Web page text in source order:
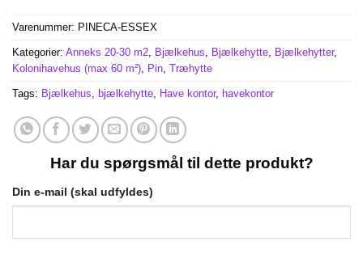
Varenummer: PINECA-ESSEX
Kategorier: Anneks 20-30 m2, Bjælkehus, Bjælkehytte, Bjælkehytter,
Kolonihavehus (max 60 m²), Pin, Træhytte
Tags: Bjælkehus, bjælkehytte, Have kontor, havekontor
Har du spørgsmål til dette produkt?
Din e-mail (skal udfyldes)